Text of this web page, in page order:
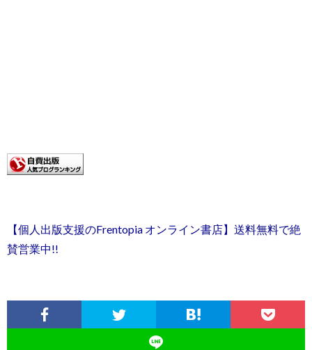
【個人出版支援のFrentopia オンライン書店】送料無料で絶
賛営業中!!